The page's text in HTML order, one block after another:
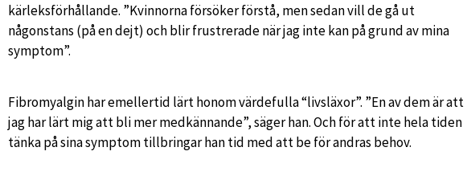
kärleksförhållande. ”Kvinnorna försöker förstå, men sedan vill de gå ut
någonstans (på en dejt) och blir frustrerade när jag inte kan på grund av mina
symptom”.
Fibromyalgin har emellertid lärt honom värdefulla “livsläxor”. ”En av dem är att
jag har lärt mig att bli mer medkännande”, säger han. Och för att inte hela tiden
tänka på sina symptom tillbringar han tid med att be för andras behov.